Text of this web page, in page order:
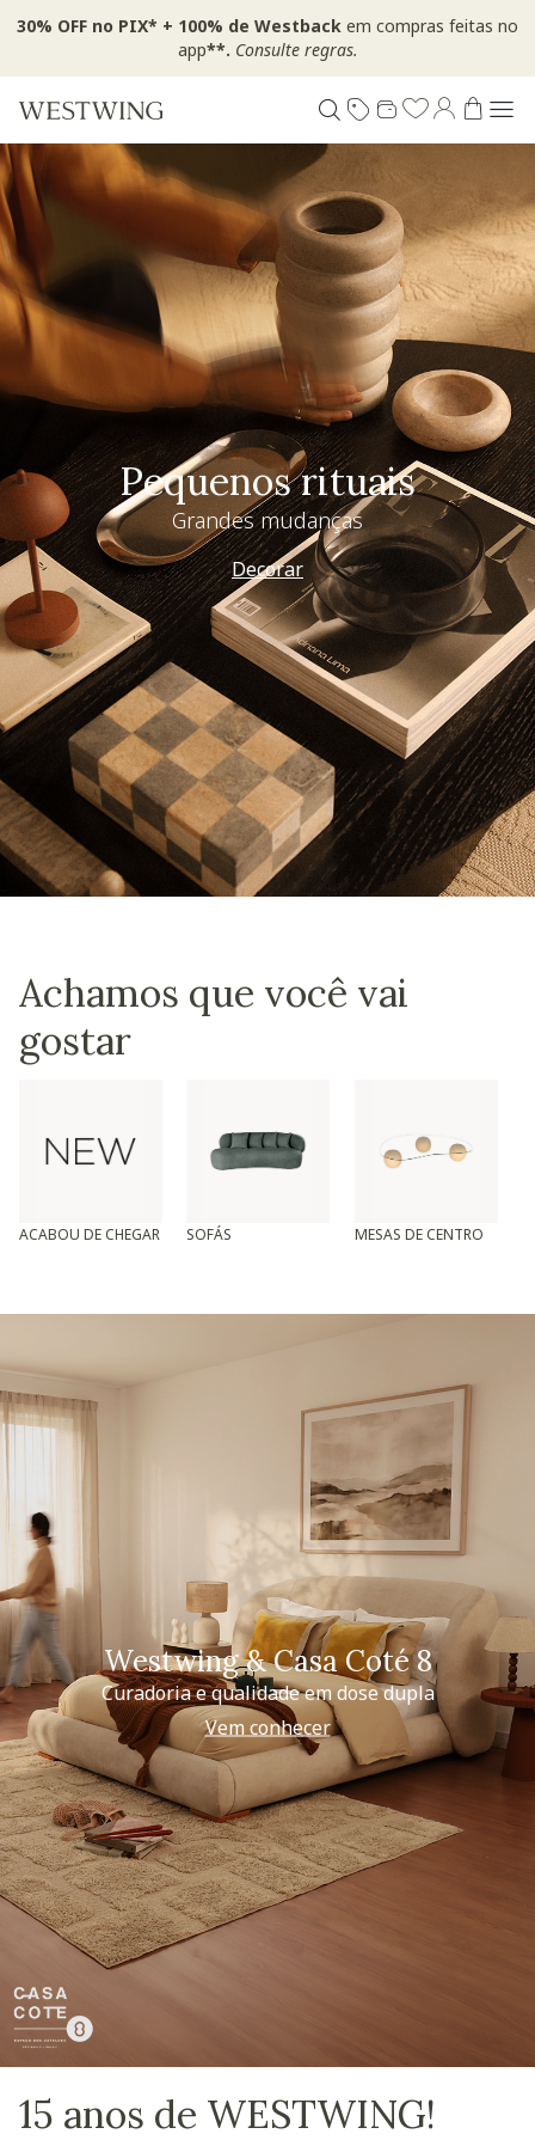
30% OFF no PIX* + 100% de Westback em compras feitas no
app**. Consulte regras.
Pequenos rituais
Grandes mudanças
Decorar
Achamos que você vai
gostar
ACABOU DE CHEGAR SOFÁS MESAS DE CENTRO
Westwing & Casa Coté 8
Curadoria e qualidade em dose dupla
Vem conhecer
15 anos de WESTWING!